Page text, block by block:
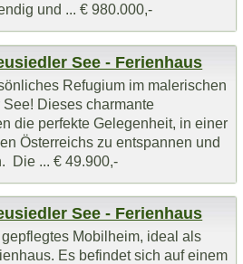
und ... € 980.000,-
See - Ferienhaus
Refugium im malerischen
Dieses charmante
die perfekte Gelegenheit, in einer
Österreichs zu entspannen und
Die ... € 49.900,-
See - Ferienhaus
Mobilheim, ideal als
Es befindet sich auf einem